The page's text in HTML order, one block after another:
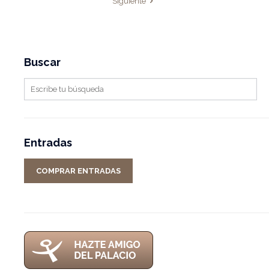
Buscar
Entradas
COMPRAR ENTRADAS